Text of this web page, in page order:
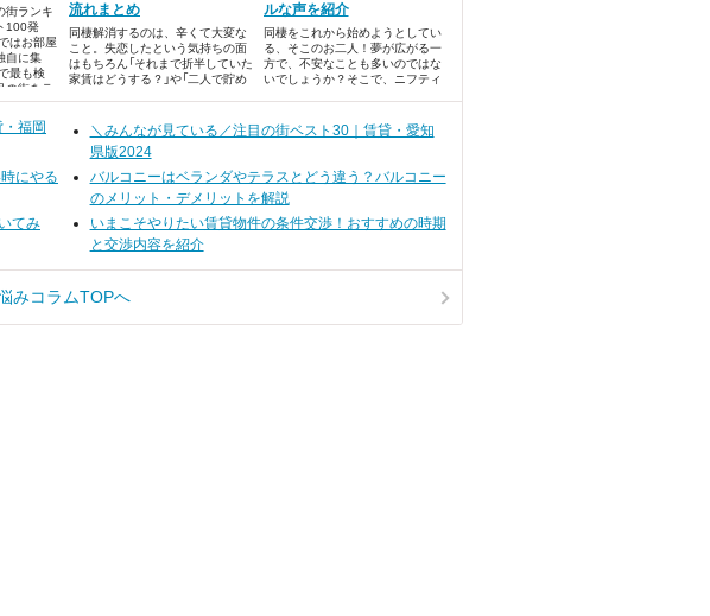
街ランキ
100発
はお部屋
自に集
最も検
の街をラ
した。
流れまとめ
同棲解消するのは、辛くて大変な
こと。失恋したという気持ちの面
はもちろん「それまで折半していた
家賃はどうする？」や「二人で貯め
題も出てきます。
ルな声を紹介
同棲をこれから始めようとしてい
る、そこのお二人！夢が広がる一
方で、不安なことも多いのではな
いでしょうか？そこで、ニフティ
ト・デメリットについてまとめま
した。ランキング形式でご紹介し
福岡
＼みんなが見ている／注目の街ベスト30｜賃貸・愛知
県版2024
にやる
バルコニーはベランダやテラスとどう違う？バルコニー
のメリット・デメリットを解説
てみ
いまこそやりたい賃貸物件の条件交渉！おすすめの時期
と交渉内容を紹介
みコラムTOPへ